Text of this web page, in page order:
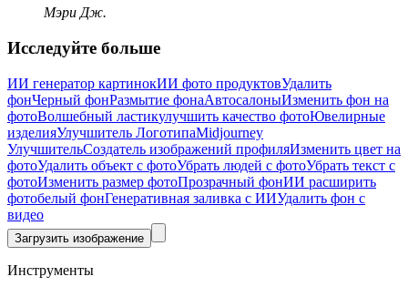
Мэри Дж.
Исследуйте больше
ИИ генератор картинокИИ фото продуктовУдалить
фонЧерный фонРазмытие фонаАвтосалоныИзменить фон на
фотоВолшебный ластикулучшить качество фотоЮвелирные
изделияУлучшитель ЛоготипаMidjourney
УлучшительСоздатель изображений профиляИзменить цвет на
фотоУдалить объект с фотоУбрать людей с фотоУбрать текст с
фотоИзменить размер фотоПрозрачный фонИИ расширить
фотобелый фонГенеративная заливка с ИИУдалить фон с
видео
Загрузить изображение
Инструменты